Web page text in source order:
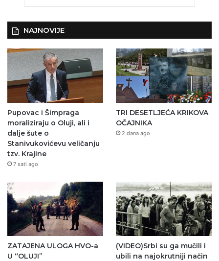
NAJNOVIJE
Pupovac i Šimpraga
moraliziraju o Oluji, ali i
dalje šute o
Stanivukovićevu veličanju
tzv. Krajine
7 sati ago
TRI DESETLJEĆA KRIKOVA
OČAJNIKA
2 dana ago
ZATAJENA ULOGA HVO-a
U “OLUJI”
(VIDEO)Srbi su ga mučili i
ubili na najokrutniji način